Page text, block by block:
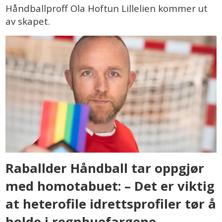
Håndballproff Ola Hoftun Lillelien kommer ut
av skapet.
Raballder Håndball tar oppgjør
med homotabuet: – Det er viktig
at heterofile idrettsprofiler tør å